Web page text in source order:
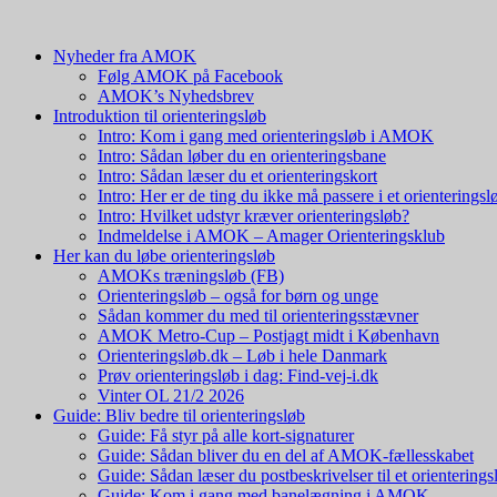
Nyheder fra AMOK
Følg AMOK på Facebook
AMOK’s Nyhedsbrev
Introduktion til orienteringsløb
Intro: Kom i gang med orienteringsløb i AMOK
Intro: Sådan løber du en orienteringsbane
Intro: Sådan læser du et orienteringskort
Intro: Her er de ting du ikke må passere i et
Intro: Hvilket udstyr kræver orienteringsløb?
Indmeldelse i AMOK – Amager Orienteringsklub
Her kan du løbe orienteringsløb
AMOKs træningsløb (FB)
Orienteringsløb – også for børn og unge
Sådan kommer du med til orienteringsstævner
AMOK Metro-Cup – Postjagt midt i København
Orienteringsløb.dk – Løb i hele Danmark
Prøv orienteringsløb i dag: Find-vej-i.dk
Vinter OL 21/2 2026
Guide: Bliv bedre til orienteringsløb
Guide: Få styr på alle kort-signaturer
Guide: Sådan bliver du en del af AMOK-fællesskabet
Guide: Sådan læser du postbeskrivelser til et